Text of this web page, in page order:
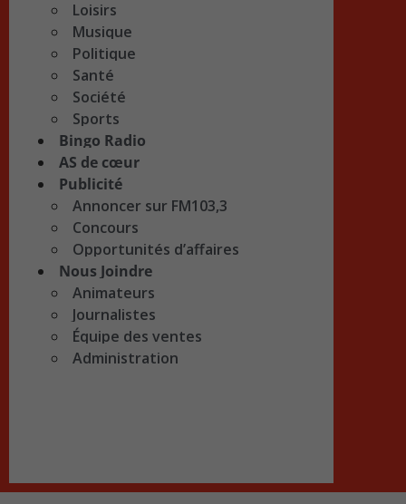
Loisirs
Musique
Politique
Santé
Société
Sports
Bingo Radio
AS de cœur
Publicité
Annoncer sur FM103,3
Concours
Opportunités d’affaires
Nous Joindre
Animateurs
Journalistes
Équipe des ventes
Administration